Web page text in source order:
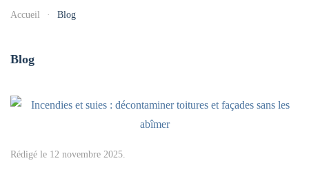
Accueil Blog
Blog
Rédigé le 12 novembre 2025.